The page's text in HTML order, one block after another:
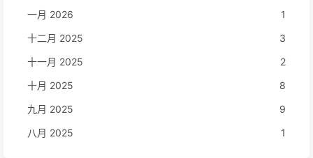
一月 2026
1
十二月 2025
3
十一月 2025
2
十月 2025
8
九月 2025
9
八月 2025
1